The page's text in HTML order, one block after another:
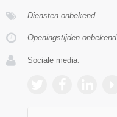
Diensten onbekend
Openingstijden onbekend
Sociale media: